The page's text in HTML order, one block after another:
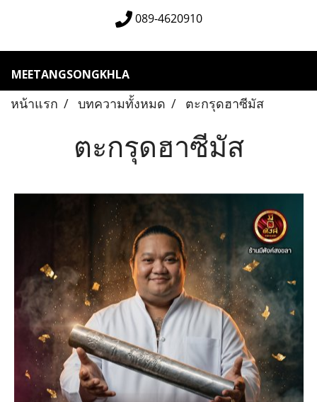
089-4620910
MEETANGSONGKHLA
หน้าแรก บทความทั้งหมด ตะกรุดฮาซีมัส
ตะกรุดฮาซีมัส